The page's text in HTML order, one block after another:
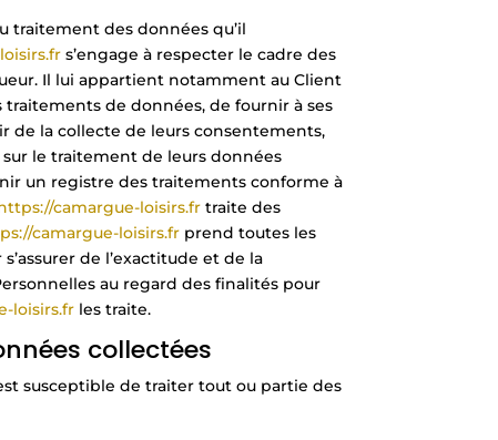
traitement des données qu’il
s’engage à respecter le cadre des
Il lui appartient notamment au Client
traitements de données, de fournir à ses
de la collecte de leurs consentements,
le traitement de leurs données
un registre des traitements conforme à
camargue-loisirs.fr traite des
camargue-loisirs.fr prend toutes les
de l’exactitude et de la
au regard des finalités pour
loisirs.fr les traite.
collectées
susceptible de traiter tout ou partie des